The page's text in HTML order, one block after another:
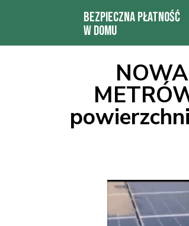
Bezpieczna Płatność
w Domu